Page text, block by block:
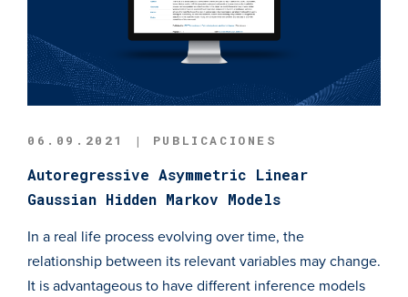
06.09.2021 | PUBLICACIONES
Autoregressive Asymmetric Linear
Gaussian Hidden Markov Models
In a real life process evolving over time, the
relationship between its relevant variables may change.
It is advantageous to have different inference models